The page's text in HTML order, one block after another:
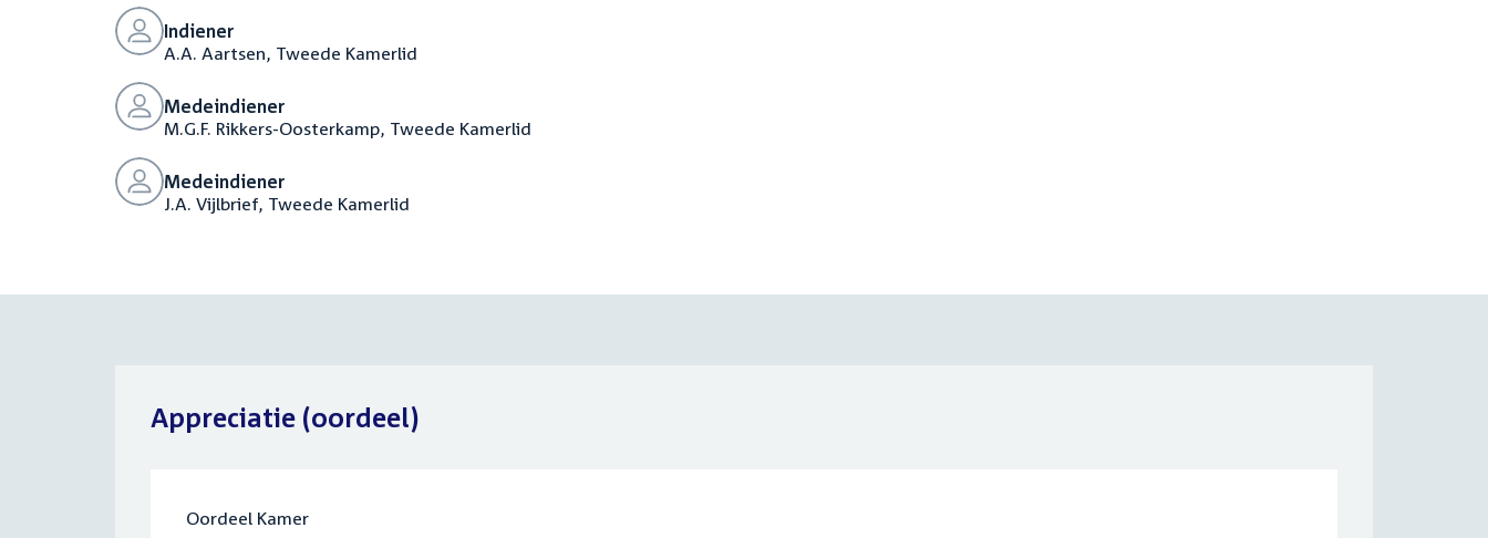
Indiener
A.A. Aartsen, Tweede Kamerlid
Medeindiener
M.G.F. Rikkers-Oosterkamp, Tweede Kamerlid
Medeindiener
J.A. Vijlbrief, Tweede Kamerlid
Appreciatie (oordeel)
Oordeel Kamer